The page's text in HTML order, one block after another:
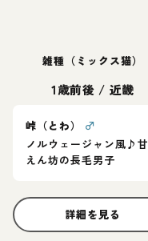
雑種（ミックス猫）
1歳前後 / 近畿
峠（とわ）
♂
ノルウェージャン風♪甘
えん坊の長毛男子
詳細を見る